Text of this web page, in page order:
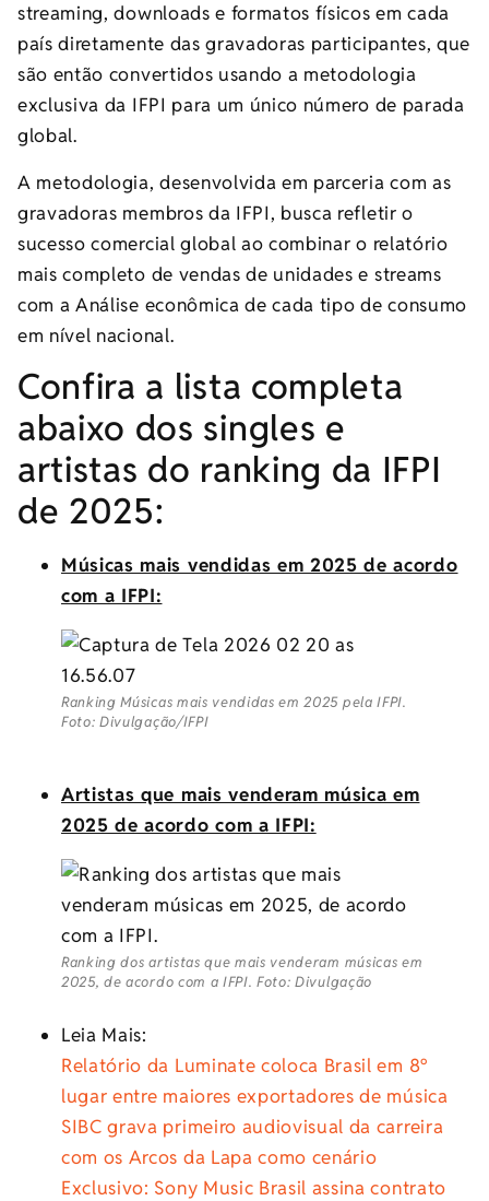
streaming, downloads e formatos físicos em cada
país diretamente das gravadoras participantes, que
são então convertidos usando a metodologia
exclusiva da IFPI para um único número de parada
global.
A metodologia, desenvolvida em parceria com as
gravadoras membros da IFPI, busca refletir o
sucesso comercial global ao combinar o relatório
mais completo de vendas de unidades e streams
com a Análise econômica de cada tipo de consumo
em nível nacional.
Confira a lista completa
abaixo dos singles e
artistas do ranking da IFPI
de 2025:
Músicas mais vendidas em 2025 de acordo
com a IFPI:
Ranking Músicas mais vendidas em 2025 pela IFPI.
Foto: Divulgação/IFPI
Artistas que mais venderam música em
2025 de acordo com a IFPI:
Ranking dos artistas que mais venderam músicas em
2025, de acordo com a IFPI. Foto: Divulgação
Leia Mais:
Relatório da Luminate coloca Brasil em 8º
lugar entre maiores exportadores de música
SIBC grava primeiro audiovisual da carreira
com os Arcos da Lapa como cenário
Exclusivo: Sony Music Brasil assina contrato